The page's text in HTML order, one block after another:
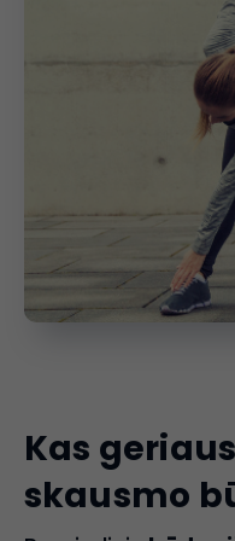
Kas
skausmo